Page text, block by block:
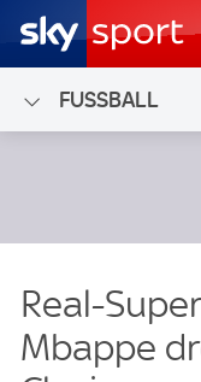
FUSSBALL
Real-
Mbappe